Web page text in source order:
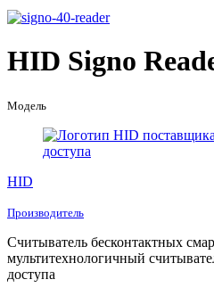
HID Signo
Модель
HID
Производитель
Считыватель бесконтактных
мультитехнологичный
доступа